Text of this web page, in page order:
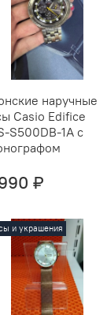
наручные
Casio Edifice
S500DB-1A с
₽
и украшения